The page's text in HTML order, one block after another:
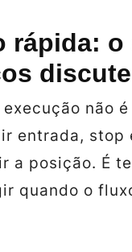
rápida:
não
entrada, stop
a posição. É
quando o